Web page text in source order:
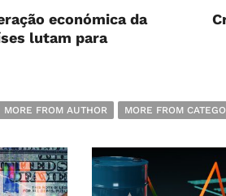
económica da
lutam para
MORE FROM AUTHOR MORE FROM